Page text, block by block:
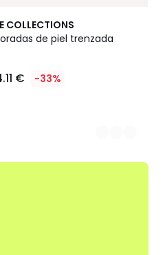
COLLECTIONS
de piel trenzada
€ -33%